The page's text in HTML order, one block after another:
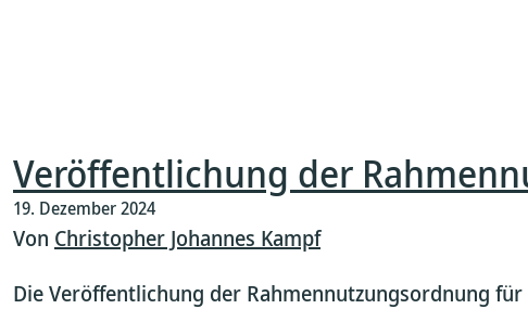
Veröffentlichung der
19. Dezember 2024
Von Christopher Johannes Kampf
Die Veröffentlichung der Rahmennutzungsordnung